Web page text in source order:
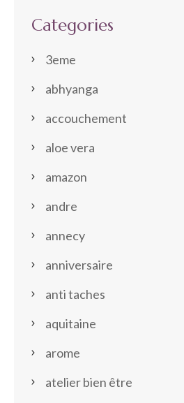
Categories
3eme
abhyanga
accouchement
aloe vera
amazon
andre
annecy
anniversaire
anti taches
aquitaine
arome
atelier bien être